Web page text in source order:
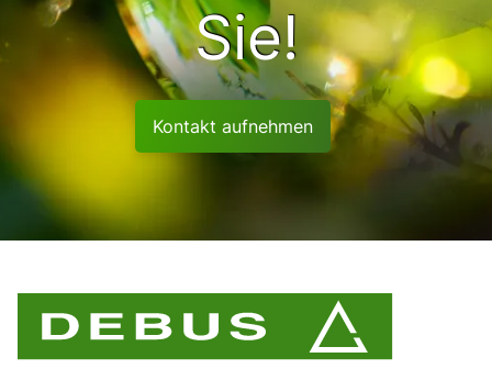
Sie!
Kontakt aufnehmen